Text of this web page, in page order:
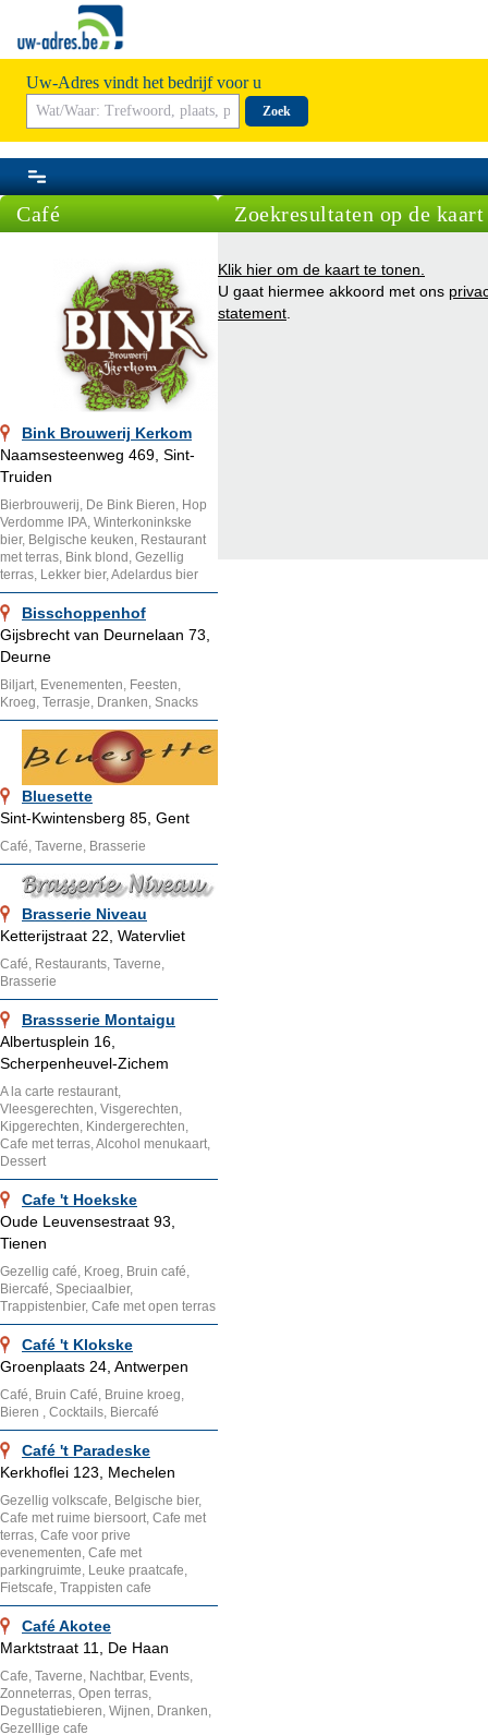
Uw-Adres vindt het bedrijf voor u
Zoek
Café
Bink Brouwerij Kerkom
Naamsesteenweg 469, Sint-
Truiden
Bierbrouwerij, De Bink Bieren, Hop
Verdomme IPA, Winterkoninkske
bier, Belgische keuken, Restaurant
met terras, Bink blond, Gezellig
terras, Lekker bier, Adelardus bier
Bisschoppenhof
Gijsbrecht van Deurnelaan 73,
Deurne
Biljart, Evenementen, Feesten,
Kroeg, Terrasje, Dranken, Snacks
Bluesette
Sint-Kwintensberg 85, Gent
Café, Taverne, Brasserie
Brasserie Niveau
Ketterijstraat 22, Watervliet
Café, Restaurants, Taverne,
Brasserie
Brassserie Montaigu
Albertusplein 16,
Scherpenheuvel-Zichem
A la carte restaurant,
Vleesgerechten, Visgerechten,
Kipgerechten, Kindergerechten,
Cafe met terras, Alcohol menukaart,
Dessert
Cafe 't Hoekske
Oude Leuvensestraat 93,
Tienen
Gezellig café, Kroeg, Bruin café,
Biercafé, Speciaalbier,
Trappistenbier, Cafe met open terras
Café 't Klokske
Groenplaats 24, Antwerpen
Café, Bruin Café, Bruine kroeg,
Bieren , Cocktails, Biercafé
Café 't Paradeske
Kerkhoflei 123, Mechelen
Gezellig volkscafe, Belgische bier,
Cafe met ruime biersoort, Cafe met
terras, Cafe voor prive
evenementen, Cafe met
parkingruimte, Leuke praatcafe,
Fietscafe, Trappisten cafe
Café Akotee
Marktstraat 11, De Haan
Cafe, Taverne, Nachtbar, Events,
Zonneterras, Open terras,
Degustatiebieren, Wijnen, Dranken,
Gezelllige cafe
Zoekresultaten op de kaart
Klik hier om de kaart te tonen.
U gaat hiermee akkoord met ons
statement